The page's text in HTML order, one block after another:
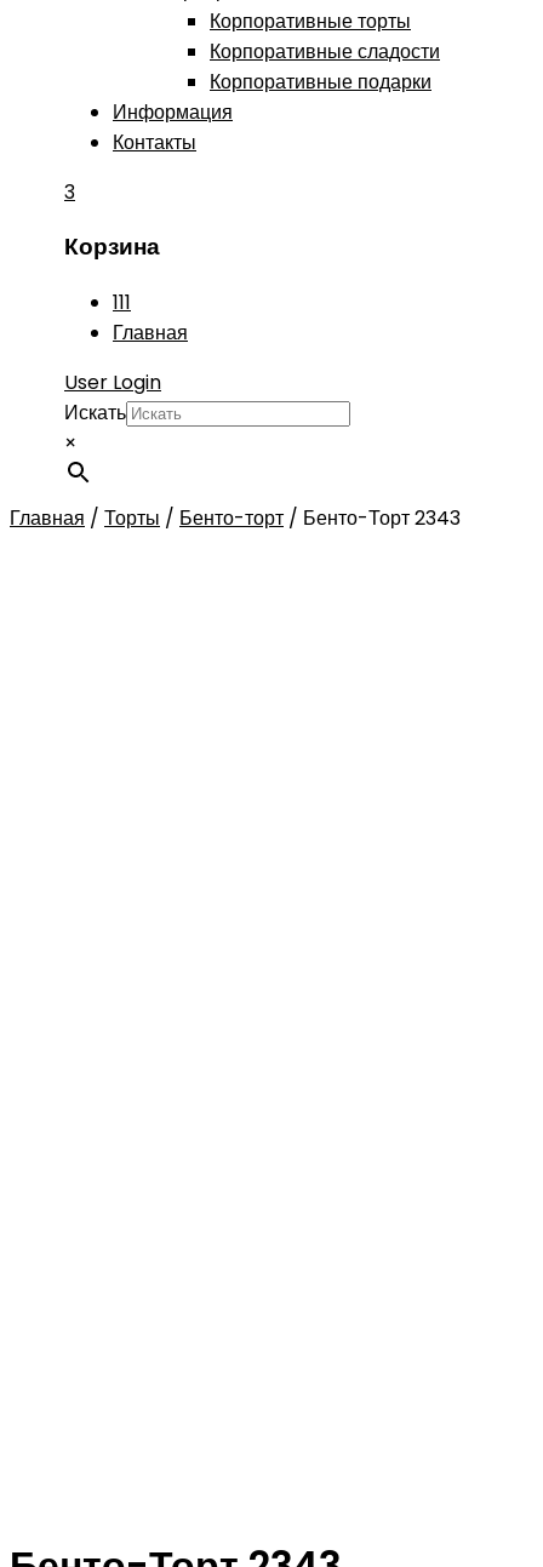
Корпоративные торты
Корпоративные сладости
Корпоративные подарки
Информация
Контакты
3
Корзина
111
Главная
User Login
Искать
×
Главная / Торты / Бенто-торт / Бенто-Торт 2343